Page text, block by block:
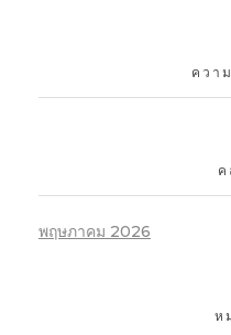
ควา
ค
พฤษภาคม 2026
ห